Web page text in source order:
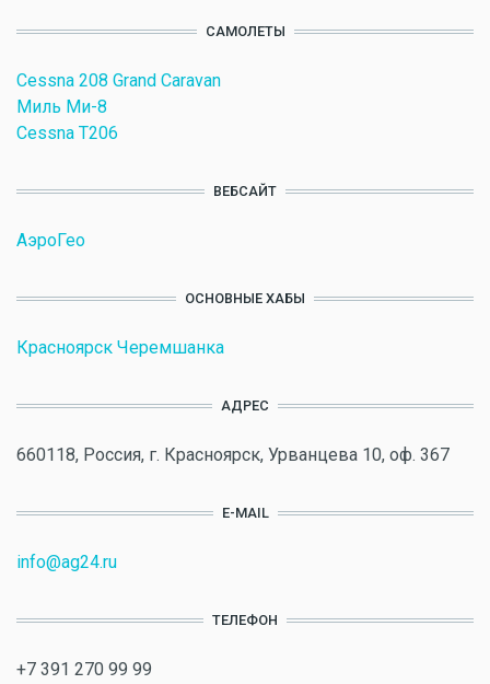
САМОЛЕТЫ
Cessna 208 Grand Caravan
Миль Ми-8
Cessna T206
ВЕБСАЙТ
АэроГео
ОСНОВНЫЕ ХАБЫ
Красноярск Черемшанка
АДРЕС
660118, Россия, г. Красноярск, Урванцева 10, оф. 367
E-MAIL
info@ag24.ru
ТЕЛЕФОН
+7 391 270 99 99